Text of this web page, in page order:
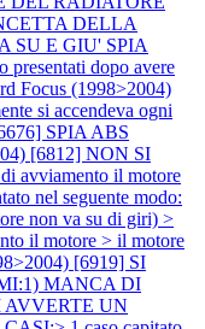
DELLA
SU E GIU' SPIA
dopo avere
Focus (1998>2004)
si accendeva ogni
SPIA ABS
[6812] NON SI
avviamento il motore
nel seguente modo:
non va su di giri) >
il motore > il motore
[6919] SI
MANCA DI
AVVERTE UN